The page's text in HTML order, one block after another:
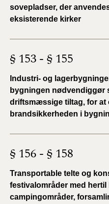
sovepladser, der
eksisterende kirker
§ 153 - § 155
Industri- og
bygningen nødvendiggør
driftsmæssige tiltag, for at
brandsikkerheden i
§ 156 - § 158
Transportable telte og
festivalområder med
campingområder,